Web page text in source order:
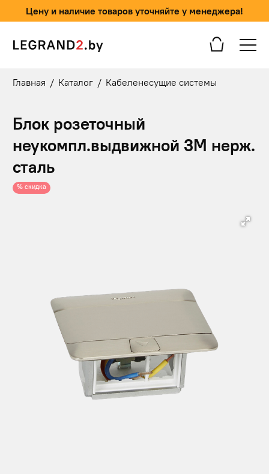
Цену и наличие товаров уточняйте у менеджера!
Главная / Каталог / Кабеленесущие системы
Блок розеточный
неукомпл.выдвижной 3М нерж.
сталь
% скидка